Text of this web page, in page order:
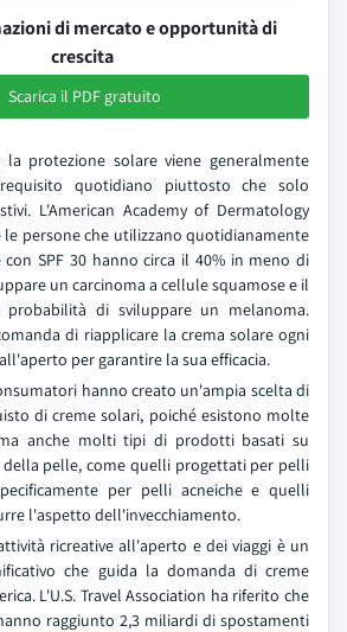
di mercato e opportunità di
crescita
Scarica il PDF gratuito
la protezione solare viene generalmente
quotidiano piuttosto che solo
L'American Academy of Dermatology
le persone che utilizzano quotidianamente
SPF 30 hanno circa il 40% in meno di
un carcinoma a cellule squamose e il
di sviluppare un melanoma.
di riapplicare la crema solare ogni
per garantire la sua efficacia.
hanno creato un'ampia scelta di
di creme solari, poiché esistono molte
anche molti tipi di prodotti basati su
della pelle, come quelli progettati per pelli
per pelli acneiche e quelli
l'aspetto dell'invecchiamento.
ricreative all'aperto e dei viaggi è un
che guida la domanda di creme
L'U.S. Travel Association ha riferito che
raggiunto 2,3 miliardi di spostamenti